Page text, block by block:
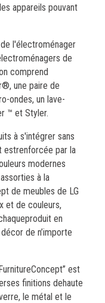
appareils pouvant
l'électroménager
de
comprend
une paire de
ondes, un lave-
™ et Styler.
à s'intégrer sans
estrenforcée par la
modernes
à la
de meubles de LG
et de couleurs,
en
de n’importe
est
finitions dehaute
le métal et le